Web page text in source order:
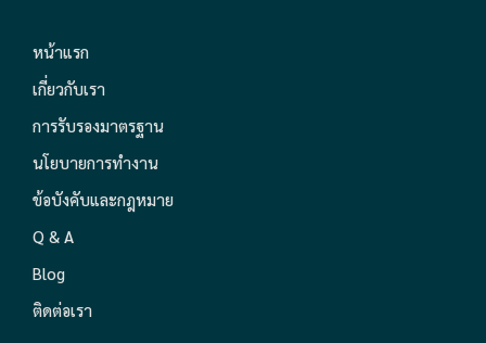
หน้าแรก
เกี่ยวกับเรา
การรับรองมาตรฐาน
นโยบายการทำงาน
ข้อบังคับและกฎหมาย
Q & A
Blog
ติดต่อเรา